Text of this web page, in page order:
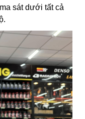
sát dưới tất cả